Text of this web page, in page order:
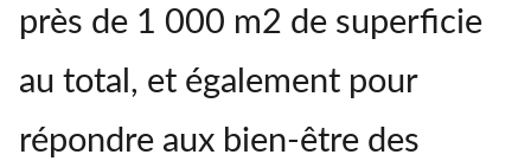
près de 1 000 m2 de superficie
au total, et également pour
répondre aux bien-être des